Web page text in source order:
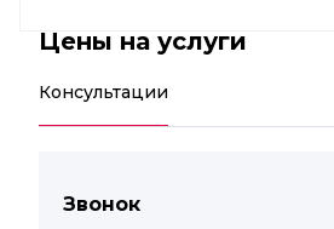
Цены на услуги
Консультации
Звонок